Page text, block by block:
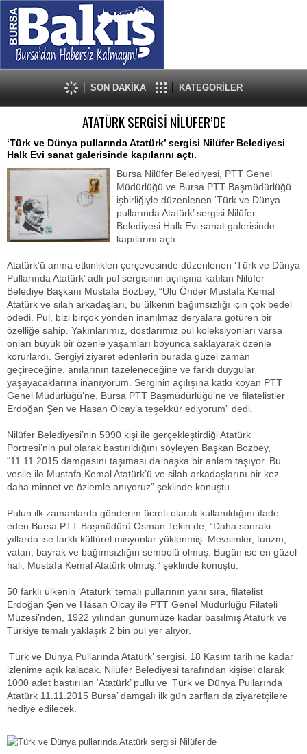
SON DAKİKA KATEGORİLER
ATATÜRK SERGİSİ NİLÜFER’DE
‘Türk ve Dünya pullarında Atatürk’ sergisi Nilüfer Belediyesi
Halk Evi sanat galerisinde kapılarını açtı.
Bursa Nilüfer Belediyesi, PTT Genel
Müdürlüğü ve Bursa PTT Başmüdürlüğü
işbirliğiyle düzenlenen ‘Türk ve Dünya
pullarında Atatürk’ sergisi Nilüfer
Belediyesi Halk Evi sanat galerisinde
kapılarını açtı.
Atatürk’ü anma etkinlikleri çerçevesinde düzenlenen ‘Türk ve Dünya
Pullarında Atatürk’ adlı pul sergisinin açılışına katılan Nilüfer
Belediye Başkanı Mustafa Bozbey, “Ulu Önder Mustafa Kemal
Atatürk ve silah arkadaşları, bu ülkenin bağımsızlığı için çok bedel
ödedi. Pul, bizi birçok yönden inanılmaz deryalara götüren bir
özelliğe sahip. Yakınlarımız, dostlarımız pul koleksiyonları varsa
onları büyük bir özenle yaşamları boyunca saklayarak özenle
korurlardı. Sergiyi ziyaret edenlerin burada güzel zaman
geçireceğine, anılarının tazeleneceğine ve farklı duygular
yaşayacaklarına inanıyorum. Serginin açılışına katkı koyan PTT
Genel Müdürlüğü’ne, Bursa PTT Başmüdürlüğü’ne ve filatelistler
Erdoğan Şen ve Hasan Olcay’a teşekkür ediyorum” dedi.
Nilüfer Belediyesi’nin 5990 kişi ile gerçekleştirdiği Atatürk
Portresi’nin pul olarak bastırıldığını söyleyen Başkan Bozbey,
“11.11.2015 damgasını taşıması da başka bir anlam taşıyor. Bu
vesile ile Mustafa Kemal Atatürk’ü ve silah arkadaşlarını bir kez
daha minnet ve özlemle anıyoruz” şeklinde konuştu.
Pulun ilk zamanlarda gönderim ücreti olarak kullanıldığını ifade
eden Bursa PTT Başmüdürü Osman Tekin de, “Daha sonraki
yıllarda ise farklı kültürel misyonlar yüklenmiş. Mevsimler, turizm,
vatan, bayrak ve bağımsızlığın sembolü olmuş. Bugün ise en güzel
hali, Mustafa Kemal Atatürk olmuş.” şeklinde konuştu.
50 farklı ülkenin ‘Atatürk’ temalı pullarının yanı sıra, filatelist
Erdoğan Şen ve Hasan Olcay ile PTT Genel Müdürlüğü Filateli
Müzesi’nden, 1922 yılından günümüze kadar basılmış Atatürk ve
Türkiye temalı yaklaşık 2 bin pul yer alıyor.
‘Türk ve Dünya Pullarında Atatürk’ sergisi, 18 Kasım tarihine kadar
izlenime açık kalacak. Nilüfer Belediyesi tarafından kişisel olarak
1000 adet bastırılan ‘Atatürk’ pullu ve ‘Türk ve Dünya Pullarında
Atatürk 11.11.2015 Bursa’ damgalı ilk gün zarfları da ziyaretçilere
hediye edilecek.